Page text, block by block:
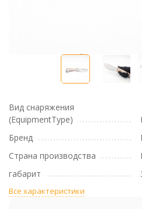
Вид снаряжения
(EquipmentType)
Бренд
Страна производства
габарит
Все характеристики